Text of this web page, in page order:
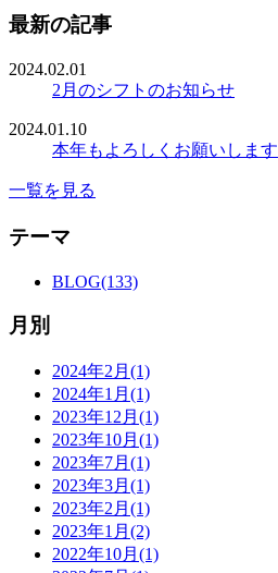
最新の記事
2024.02.01
2月のシフトのお知らせ
2024.01.10
本年もよろしくお願いします
一覧を見る
テーマ
BLOG(133)
月別
2024年2月(1)
2024年1月(1)
2023年12月(1)
2023年10月(1)
2023年7月(1)
2023年3月(1)
2023年2月(1)
2023年1月(2)
2022年10月(1)